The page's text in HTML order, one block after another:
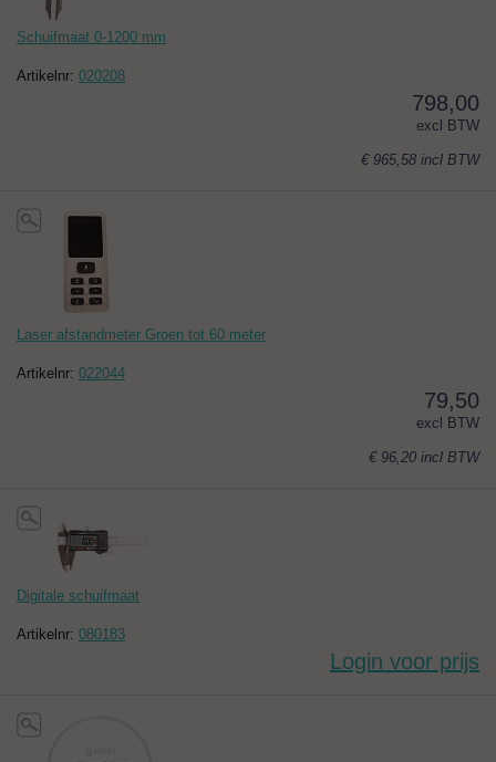
Schuifmaat 0-1200 mm
Artikelnr: 020208
798,00
excl BTW
€ 965,58 incl BTW
Laser afstandmeter Groen tot 60 meter
Artikelnr: 022044
79,50
excl BTW
€ 96,20 incl BTW
Digitale schuifmaat
Artikelnr: 080183
Login voor prijs